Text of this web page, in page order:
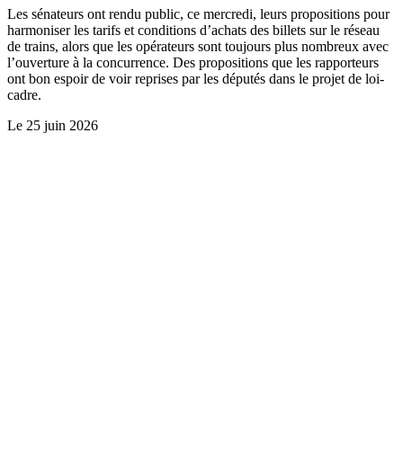
Les sénateurs ont rendu public, ce mercredi, leurs propositions pour
harmoniser les tarifs et conditions d’achats des billets sur le réseau
de trains, alors que les opérateurs sont toujours plus nombreux avec
l’ouverture à la concurrence. Des propositions que les rapporteurs
ont bon espoir de voir reprises par les députés dans le projet de loi-
cadre.
Le 25 juin 2026